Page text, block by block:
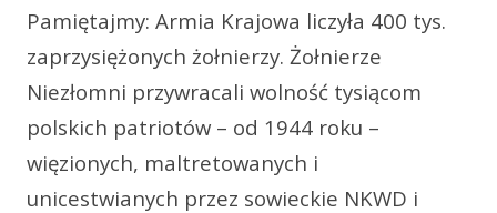
Pamiętajmy: Armia Krajowa liczyła 400 tys.
zaprzysiężonych żołnierzy. Żołnierze
Niezłomni przywracali wolność tysiącom
polskich patriotów – od 1944 roku –
więzionych, maltretowanych i
unicestwianych przez sowieckie NKWD i